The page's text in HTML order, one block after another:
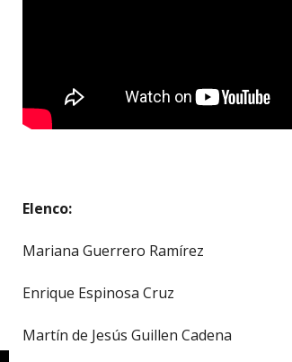
Elenco:
Mariana Guerrero Ramírez
Enrique Espinosa Cruz
Martín de Jesús Guillen Cadena